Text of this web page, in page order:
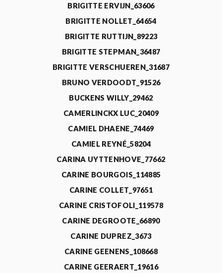
BRIGITTE ERVIJN_63606
BRIGITTE NOLLET_64654
BRIGITTE RUTTIJN_89223
BRIGITTE STEPMAN_36487
BRIGITTE VERSCHUEREN_31687
BRUNO VERDOODT_91526
BUCKENS WILLY_29462
CAMERLINCKX LUC_20409
CAMIEL DHAENE_74469
CAMIEL REYNÉ_58204
CARINA UYTTENHOVE_77662
CARINE BOURGOIS_114885
CARINE COLLET_97651
CARINE CRISTOFOLI_119578
CARINE DEGROOTE_66890
CARINE DUPREZ_3673
CARINE GEENENS_108668
CARINE GEERAERT_19616